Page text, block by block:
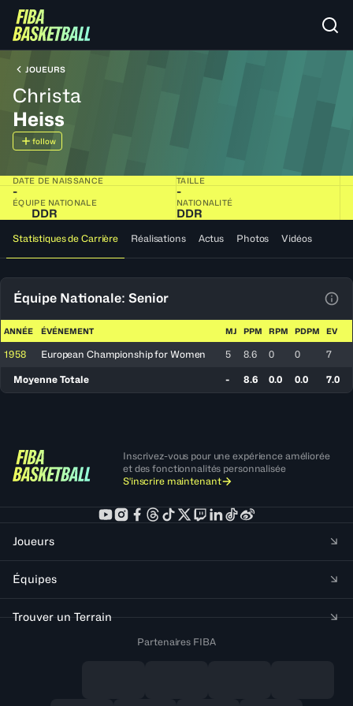
JOUEURS
Christa
Heiss
follow
DATE DE NAISSANCE
-
TAILLE
-
ÉQUIPE NATIONALE
DDR
NATIONALITÉ
DDR
Statistiques de Carrière Réalisations Actus Photos Vidéos
Équipe Nationale: Senior
ANNÉE ÉVÉNEMENT MJ PPM RPM PDPM EV
1958 European Championship for Women 5 8.6 0 0 7
Moyenne Totale - 8.6 0.0 0.0 7.0
Inscrivez-vous pour une expérience améliorée
et des fonctionnalités personnalisée
S'inscrire maintenant
Joueurs
Équipes
Trouver un Terrain
Partenaires FIBA